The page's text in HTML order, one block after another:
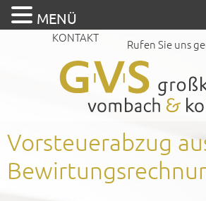
Rufen Sie uns
KONTAKT
Vorsteuerabzug
MENÜ